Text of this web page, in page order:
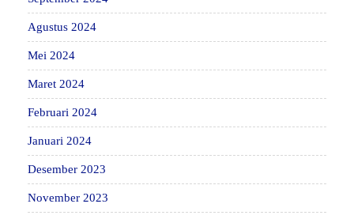
Agustus 2024
Mei 2024
Maret 2024
Februari 2024
Januari 2024
Desember 2023
November 2023